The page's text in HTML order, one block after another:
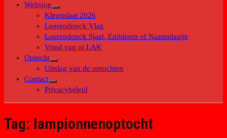
Websjop
Toon
submenu
Kleurplaat 2026
Loerendonck Vlag
Loerendonck Sjaal, Embleem of Naamplaatje
Vrind van ut LAK
Optocht
Toon
submenu
Uitslag van de optochten
Contact
Toon
submenu
Privacybeleid
Tag: lampionnenoptocht